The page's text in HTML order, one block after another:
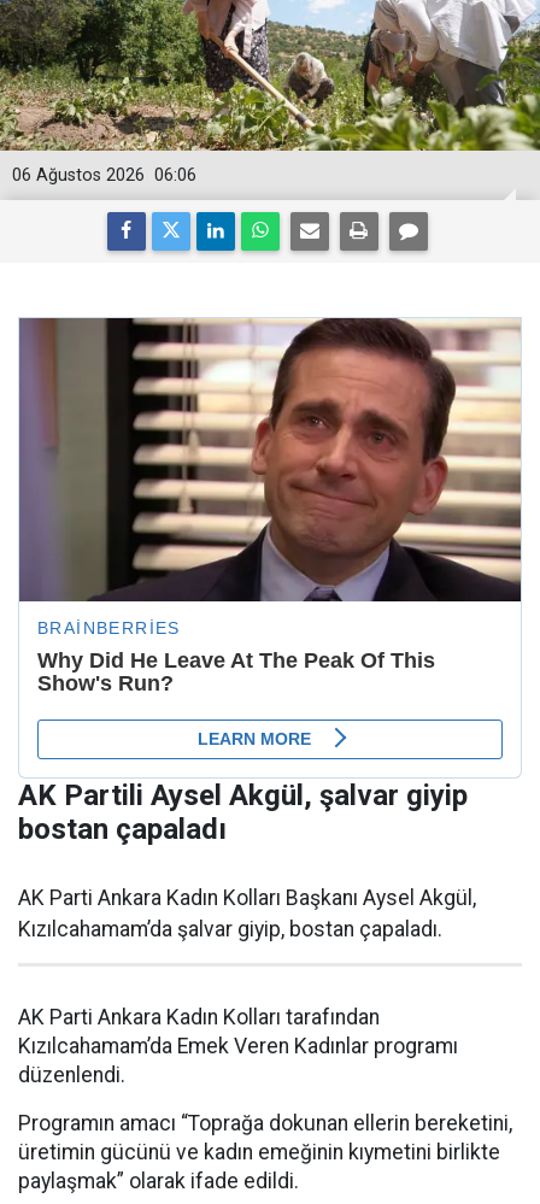
06:06
06 Ağustos 2026
AK Partili Aysel Akgül, şalvar giyip
bostan çapaladı
AK Parti Ankara Kadın Kolları Başkanı Aysel Akgül,
Kızılcahamam’da şalvar giyip, bostan çapaladı.
AK Parti Ankara Kadın Kolları tarafından
Kızılcahamam’da Emek Veren Kadınlar programı
düzenlendi.
Programın amacı “Toprağa dokunan ellerin bereketini,
üretimin gücünü ve kadın emeğinin kıymetini birlikte
paylaşmak” olarak ifade edildi.